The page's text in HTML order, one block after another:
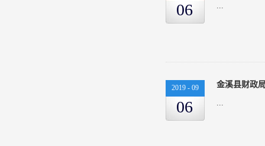
06 ...
2019 - 09
06 ...